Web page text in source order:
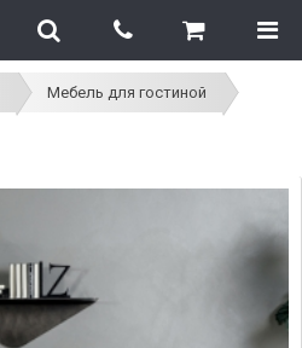
Мебель для гостиной